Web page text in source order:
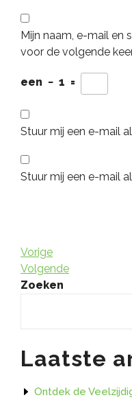
Mijn naam, e-mail en
voor de volgende
een − 1 =
Stuur mij een e-mail
Stuur mij een e-mail
Vorig
bericht
Vorige
Volgend
bericht
Volgende
Zoeken
Laatste
Ontdek de